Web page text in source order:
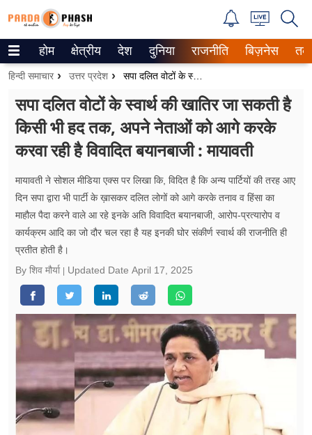
Trending on Google News
ePaper
वेब स्टोरीज
उत्तर प्रदेश
गैलरी
वीडियो
रिलेशनशिप
जीवन मंत्रा
फूड
सेहत
ब्‍यूटी
जॉब्स
होम क्षेत्रीय देश दुनिया राजनीति बिज़नेस
हिन्दी समाचार उत्तर प्रदेश सपा दलित वोटों के स्वार्थ की खातिर जा सकती है किसी भी हद तक, अपने नेताओं को आगे करके करवा रही है विवादित बयानबाजी : मायावती
सपा दलित वोटों के स्वार्थ की खातिर जा सकती है
किसी भी हद तक, अपने नेताओं को आगे करके
करवा रही है विवादित बयानबाजी : मायावती
मायावती ने सोशल मीडिया एक्स पर लिखा कि, विदित है कि अन्य पार्टियों की तरह आए
दिन सपा द्वारा भी पार्टी के ख़ासकर दलित लोगों को आगे करके तनाव व हिंसा का
माहौल पैदा करने वाले आ रहे इनके अति विवादित बयानबाजी, आरोप-प्रत्यारोप व
कार्यक्रम आदि का जो दौर चल रहा है यह इनकी घोर संकीर्ण स्वार्थ की राजनीति ही
प्रतीत होती है।
By शिव मौर्या
Updated Date April 17, 2025